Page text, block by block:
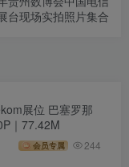
台现场实拍照片集合
展位 巴塞罗那
｜77.42M
会员专属 244